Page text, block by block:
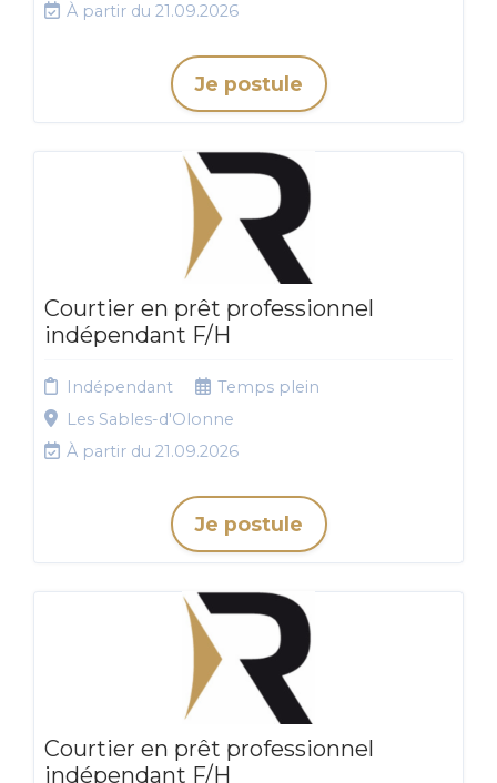
À partir du 21.09.2026
Je postule
Courtier en prêt professionnel
indépendant F/H
Indépendant
Temps plein
Les Sables-d'Olonne
À partir du 21.09.2026
Je postule
Courtier en prêt professionnel
indépendant F/H